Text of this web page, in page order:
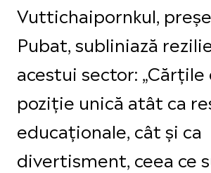
Vuttichaipornkul,
Pubat, subliniază
acestui sector: „Cărțile
poziție unică atât ca
educaționale, cât și ca
divertisment, ceea ce